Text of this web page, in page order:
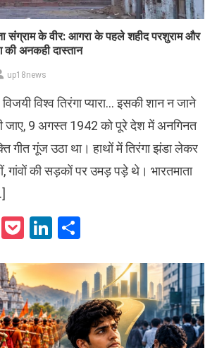
संग्राम के वीर: आगरा के पहले शहीद परशुराम और
की अनकही दास्तान
up18news
विश्व तिरंगा प्यारा… इसकी शान न जाने
जाए, 9 अगस्त 1942 को पूरे देश में अनगिनत
गीत गूंज उठा था। हाथों में तिरंगा झंडा लेकर
गांवों की सड़कों पर उमड़ पड़े थे। भारतमाता
WhatsApp
PocketLinkedIn